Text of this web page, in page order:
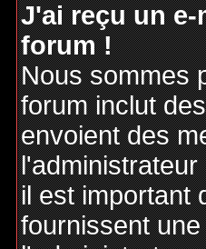
J'ai reçu un
forum !
Nous sommes
forum inclut
envoient des
il est important
fournissent